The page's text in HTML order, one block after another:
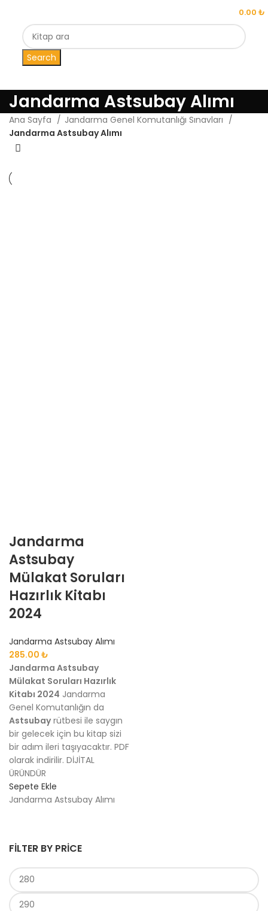
0.00 ₺
Search
Jandarma Astsubay Alımı
FILTER BY PRICE
Ana Sayfa
Jandarma Genel Komutanlığı Sınavları
Jandarma Astsubay Alımı
Jandarma
Astsubay
Mülakat Soruları
Hazırlık Kitabı
2024
Jandarma Astsubay Alımı
285.00 ₺
Jandarma Astsubay
Mülakat Soruları Hazırlık
Kitabı 2024 Jandarma
Genel Komutanlığın da
Astsubayrütbesi ile saygın
bir gelecek için bu kitap sizi
bir adım ileri taşıyacaktır. PDF
olarak indirilir. DİJİTAL
ÜRÜNDÜR
Sepete Ekle
Jandarma Astsubay Alımı